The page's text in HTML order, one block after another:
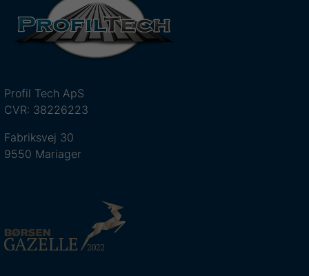
Profil Tech ApS
CVR: 38226223
Fabriksvej 30
9550 Mariager